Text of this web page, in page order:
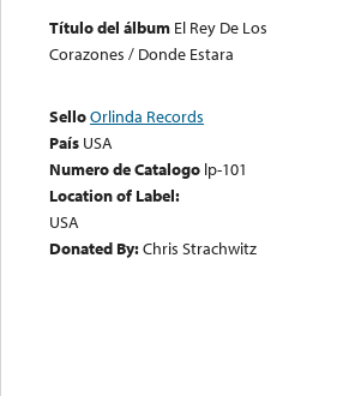
Título del álbum El Rey De Los
Corazones / Donde Estara
SelloOrlinda Records
País USA
Numero de Catalogo lp-101
Location of Label:
USA
Donated By:Chris Strachwitz